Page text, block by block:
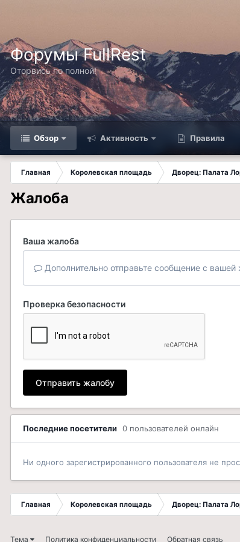
Форумы FullRest
Оторвись по полной!
Обзор Активность Правила
Главная Королевская площадь Дворец: Палата
Жалоба
Ваша жалоба
Дополнительно отправьте сообщение с вашей
Проверка безопасности
Отправить жалобу
Последние посетители 0 пользователей онлайн
Ни одного зарегистрированного пользователя не
Главная Королевская площадь Дворец: Палата
Тема Политика конфиденциальности Обратная связь